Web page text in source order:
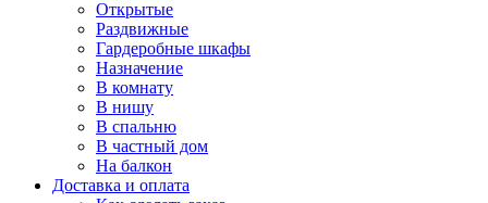
Открытые
Раздвижные
Гардеробные шкафы
Назначение
В комнату
В нишу
В спальню
В частный дом
На балкон
Доставка и оплата